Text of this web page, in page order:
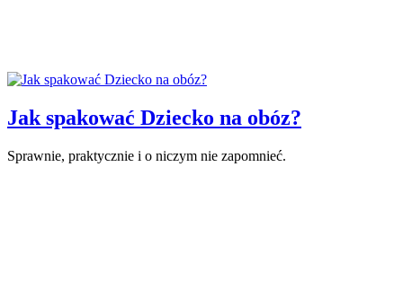
Jak spakować Dziecko na obóz?
Sprawnie, praktycznie i o niczym nie zapomnieć.